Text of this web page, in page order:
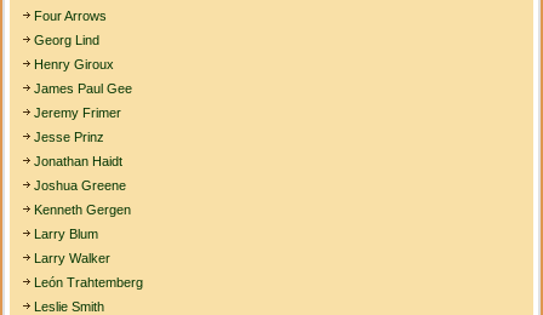
Four Arrows
Georg Lind
Henry Giroux
James Paul Gee
Jeremy Frimer
Jesse Prinz
Jonathan Haidt
Joshua Greene
Kenneth Gergen
Larry Blum
Larry Walker
León Trahtemberg
Leslie Smith